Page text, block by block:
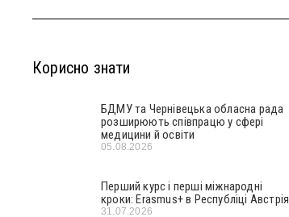
Корисно знати
БДМУ та Чернівецька обласна рада
розширюють співпрацю у сфері
медицини й освіти
05.08.2026
Перший курс і перші міжнародні
кроки: Erasmus+ в Республіці Австрія
31.07.2026